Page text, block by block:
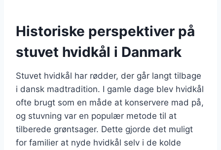
Historiske perspektiver på
stuvet hvidkål i Danmark
Stuvet hvidkål har rødder, der går langt tilbage
i dansk madtradition. I gamle dage blev hvidkål
ofte brugt som en måde at konservere mad på,
og stuvning var en populær metode til at
tilberede grøntsager. Dette gjorde det muligt
for familier at nyde hvidkål selv i de kolde